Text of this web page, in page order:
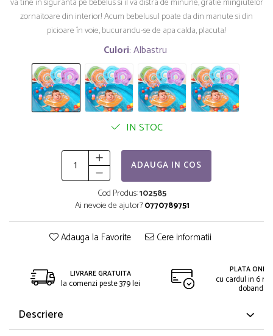
zornaitoare din interior! Acum bebelusul poate da din manute si din
picioare în voie, bucurandu-se de apa calda, placuta!
Culori: Albastru
IN STOC
ADAUGA IN COS
Cod Produs:102585
Ai nevoie de ajutor?0770789751
Adauga la Favorite Cere informatii
LIVRARE GRATUITA
la comenzi peste 379 lei
PLATA
cu cardul in 6
dobanda
Descriere